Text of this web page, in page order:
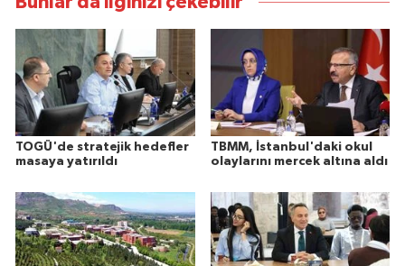
TOGÜ'de stratejik hedefler
masaya yatırıldı
TBMM, İstanbul'daki okul
olaylarını mercek altına aldı